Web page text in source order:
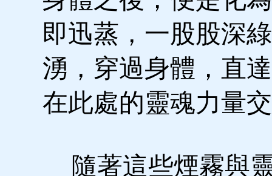
即迅蒸，一股股深
湧，穿過身體，直
在此處的靈魂力量
隨著這些煙霧與